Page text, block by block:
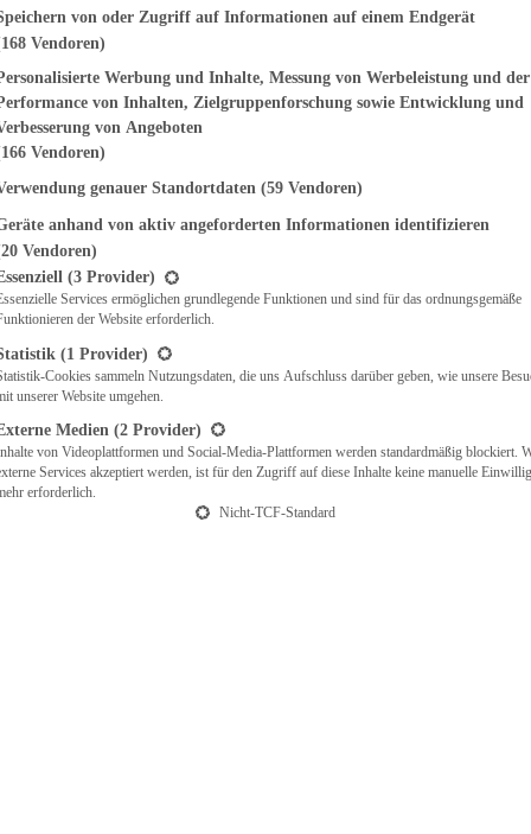
mit Rum
finden Sie eine Liste der Zwecke des IAB Transparency and
von oder Zugriff auf Informationen auf einem Endgerät
Vendoren)
Werbung und Inhalte, Messung von Werbeleistung und der
von Inhalten, Zielgruppenforschung sowie Entwicklung und
von Angeboten
Vendoren)
genauer Standortdaten (59 Vendoren)
anhand von aktiv angeforderten Informationen identifizieren
Vendoren)
eine Liste der Service-Gruppen, für die eine Einwilligung erteilt werden
(3 Provider)
Services ermöglichen grundlegende Funktionen und sind für das ordnungsgemäße
der Website erforderlich.
(1 Provider)
Cookies sammeln Nutzungsdaten, die uns Aufschluss darüber geben, wie unsere
unserer Website umgehen.
Medien (2 Provider)
von Videoplattformen und Social-Media-Plattformen werden standardmäßig blockiert.
Services akzeptiert werden, ist für den Zugriff auf diese Inhalte keine manuelle
erforderlich.
Nicht-TCF-Standard